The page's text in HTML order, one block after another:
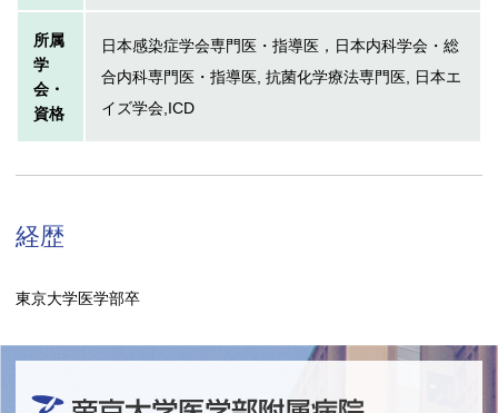
所属
学
会・
資格
日本感染症学会専門医・指導医，日本内科学会・総
合内科専門医・指導医, 抗菌化学療法専門医, 日本エ
イズ学会,ICD
経歴
東京大学医学部卒